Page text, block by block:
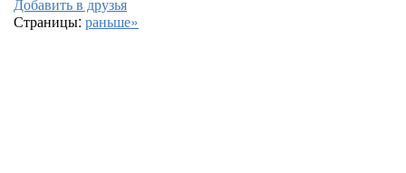
Страницы: раньше»